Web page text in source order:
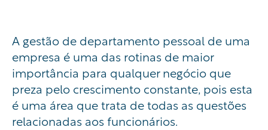
A gestão de departamento pessoal de uma
empresa é uma das rotinas de maior
importância para qualquer negócio que
preza pelo crescimento constante, pois esta
é uma área que trata de todas as questões
relacionadas aos funcionários.